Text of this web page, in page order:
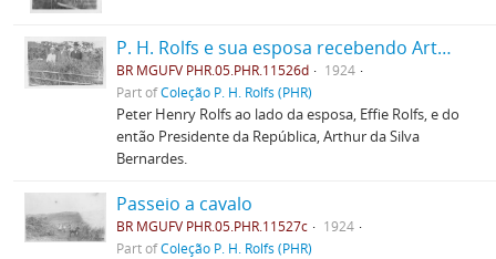
P. H. Rolfs e sua esposa recebendo Arthur Bernardes
BR MGUFV PHR.05.PHR.11526d
1924
Part ofColeção P. H. Rolfs (PHR)
Peter Henry Rolfs ao lado da esposa, Effie Rolfs, e do
então Presidente da República, Arthur da Silva
Bernardes.
Passeio a cavalo
BR MGUFV PHR.05.PHR.11527c
1924
Part ofColeção P. H. Rolfs (PHR)